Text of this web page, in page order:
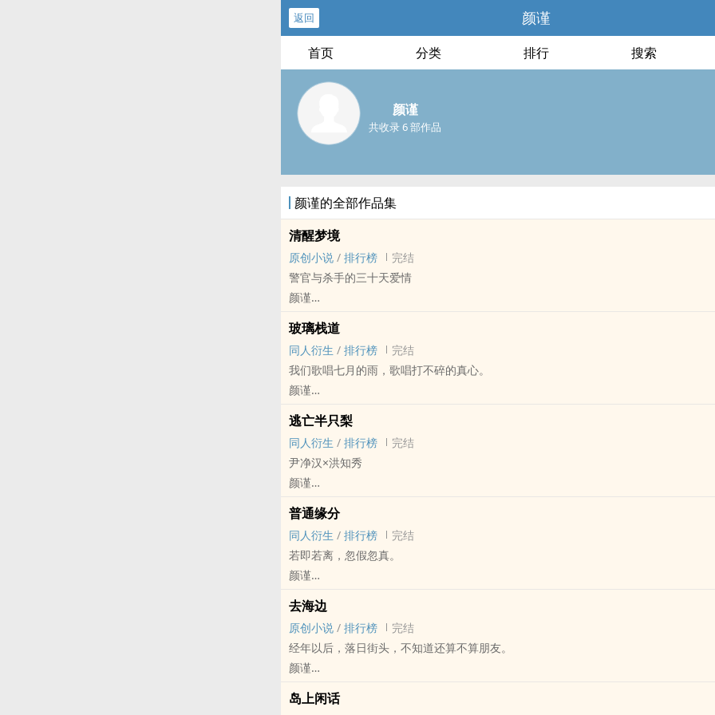
返回 颜谨
首页 分类 排行 搜索
颜谨
共收录 6 部作品
颜谨的全部作品集
清醒梦境
原创小说 / 排行榜
完结
警官与杀手的三十天爱情
颜谨
原创小说 - BL - 短篇 - 完结
ABO - 浪漫主义 - 强强 - 星际
星际abo
私设如山警告⚠️
中二狗血文艺风
沈疏言×林渠
龙舌兰味Alpha×罂粟味Omega
“在熙攘人群中酝酿疯狂，在迷离幻境里描绘痴妄。
清醒地沉溺于荒唐梦一场。”
玻璃栈道
同人衍生 / 排行榜
完结
我们歌唱七月的雨，歌唱打不碎的真心。
颜谨
HE - 浪漫主义
分手后的凯遇到了热恋中的○
存个档。
逃亡半只梨
同人衍生 / 排行榜
完结
尹净汉×洪知秀
颜谨
SEVENTEEN - 汉知 同人衍生 - 真人同人 - BL - 短篇
完结
其实我是一条美人鱼。
普通缘分
同人衍生 / 排行榜
完结
若即若离，忽假忽真。
颜谨
完结 - BE - 文艺 - 第一人称
· rps 龚俊视角 双箭头
· 深夜emo产物 可能ooc
· 友友们 来嗑点不一样的！
——“不过是刹那冲动带来的爱情晃神，不过是纸上暧昧换得的片刻情深。
去海边
原创小说 / 排行榜
完结
经年以后，落日街头，不知道还算不算朋友。
颜谨
现实主义 - 青梅竹马 - 阴差阳错
岛上闲话